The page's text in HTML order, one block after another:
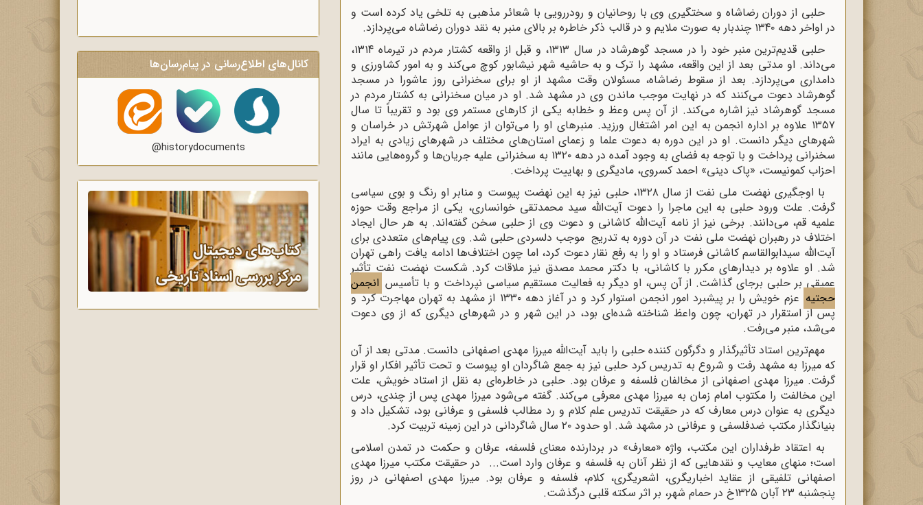
حلبی از دوران رضاشاه و سختگیری وی با روحانیان و رودررویی با شعائر مذهبی به تلخی یاد کرده است و
در اواخر دهه ۱۳4۰ چندبار به صورت ملایم و در قالب ذکر خاطره بر بالای منبر به نقد دوران رضاشاه می‌پردازد.
حلبی قدیم‌ترین منبر خود را در مسجد گوهرشاد در سال ۱۳۱۳، و قبل از واقعه کشتار مردم در تیرماه ۱۳۱4،
می‌داند. او مدتی بعد از این واقعه، مشهد را ترک و به حاشیه شهر نیشابور کوچ می‌کند و به امور کشاورزی و
دامداری می‌پردازد. بعد از سقوط رضاشاه، مسئولان وقت مشهد از او برای سخنرانی روز عاشورا در مسجد
گوهرشاد دعوت می‌کنند که در نهایت موجب ماندن وی در مشهد شد. او در میان سخنرانی به کشتار مردم در
مسجد گوهرشاد نیز اشاره می‌کند. از آن پس وعظ و خطابه یکی از کارهای مستمر وی بود و تقریباً تا سال
۱۳۵۷ علاوه بر اداره انجمن به این امر اشتغال ورزید. منبرهای او را می‌توان از عوامل شهرتش در خراسان و
شهرهای دیگر دانست. او در این دوره به دعوت علما و زعمای استان‌های مختلف در شهرهای زیادی به ایراد
سخنرانی پرداخت و با توجه به فضای به وجود آمده در دهه ۱۳۲۰ به سخنرانی علیه جریان‌ها و گروه‌هایی مانند
احزاب کمونیست، «پاک دینی» احمد کسروی، مادیگری و بهاییت پرداخت.
با اوجگیری نهضت ملی نفت از سال ۱۳۲۸، حلبی نیز به این نهضت پیوست و منابر او رنگ و بوی سیاسی
گرفت. علت ورود حلبی به این ماجرا را دعوت آیت‌الله سید محمدتقی خوانساری، یکی از مراجع وقت حوزه
علمیه قم، می‌دانند. برخی نیز از نامه آیت‌الله کاشانی و دعوت وی از حلبی سخن گفته‌اند. به هر حال ایجاد
اختلاف در رهبران نهضت ملی نفت در آن دوره به تدریج موجب دلسردی حلبی شد. وی پیام‌های متعددی برای
آیت‌الله سیدابوالقاسم کاشانی فرستاد و او را به رفع نقار دعوت کرد، اما چون اختلاف‌ها ادامه یافت راهی تهران
شد. او علاوه بر دیدارهای مکرر با کاشانی، با دکتر محمد مصدق نیز ملاقات کرد. شکست نهضت نفت تأثیر
عمیقی بر حلبی برجای گذاشت. از آن پس، او دیگر به فعالیت مستقیم سیاسی نپرداخت و با تأسیس انجمن
حجتیه
عزم خویش را بر پیشبرد امور انجمن استوار کرد و در آغاز دهه ۱۳۳۰ از مشهد به تهران مهاجرت کرد و
پس از استقرار در تهران، چون واعظ شناخته شده‌ای بود، در این شهر و در شهرهای دیگری که از وی دعوت
می‌شد، منبر می‌رفت.
مهم‌ترین استاد تأثیرگذار و دگرگون کننده حلبی را باید آیت‌الله میرزا مهدی اصفهانی دانست. مدتی بعد از آن
که میرزا به مشهد رفت و شروع به تدریس کرد حلبی نیز به جمع شاگردان او پیوست و تحت تأثیر افکار او قرار
گرفت. میرزا مهدی اصفهانی از مخالفان فلسفه و عرفان بود. حلبی در خاطره‌ای به نقل از استاد خویش، علت
این مخالفت را مکتوب امام زمان به میرزا مهدی معرفی می‌کند. گفته می‌شود میرزا مهدی پس از چندی، درس
دیگری به عنوان درس معارف که در حقیقت تدریس علم کلام و رد مطالب فلسفی و عرفانی بود، تشکیل داد و
بنیانگذار مکتب ضدفلسفی و عرفانی در مشهد شد. او حدود ۲۰ سال شاگردانی در این زمینه تربیت کرد.
به اعتقاد طرفداران این مکتب، واژه «معارف» در بردارنده معنای فلسفه، عرفان و حکمت در تمدن اسلامی
است؛ منهای معایب و نقدهایی که از نظر آنان به فلسفه و عرفان وارد است... در حقیقت مکتب میرزا مهدی
اصفهانی تلفیقی از عقاید اخباریگری، اشعریگری، کلام، فلسفه و عرفان بود. میرزا مهدی اصفهانی در روز
پنجشنبه ۲۳ آبان ۱۳۲۵خ در حمام شهر، بر اثر سکته قلبی درگذشت.
کانال‌های اطلاع‌رسانی در پیام‌رسان‌ها
@historydocuments